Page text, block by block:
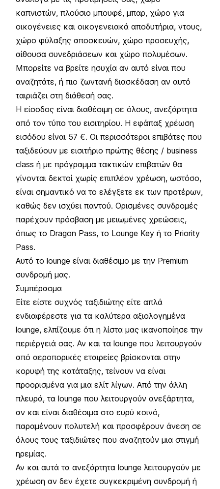
καπνιστών, πλούσιο μπουφέ, μπαρ, χώρο για
οικογένειες και οικογενειακά αποδυτήρια, ντους,
χώρο φύλαξης αποσκευών, χώρο προσευχής,
αίθουσα συνεδριάσεων και χώρο πολυμέσων.
Μπορείτε να βρείτε ησυχία αν αυτό είναι που
αναζητάτε, ή πιο ζωντανή διασκέδαση αν αυτό
ταιριάζει στη διάθεσή σας.
Η είσοδος είναι διαθέσιμη σε όλους, ανεξάρτητα
από τον τύπο του εισιτηρίου. Η εφάπαξ χρέωση
εισόδου είναι 57 €. Οι περισσότεροι επιβάτες που
ταξιδεύουν με εισιτήριο πρώτης θέσης / business
class ή με πρόγραμμα τακτικών επιβατών θα
γίνονται δεκτοί χωρίς επιπλέον χρέωση, ωστόσο,
είναι σημαντικό να το ελέγξετε εκ των προτέρων,
καθώς δεν ισχύει παντού. Ορισμένες συνδρομές
παρέχουν πρόσβαση με μειωμένες χρεώσεις,
όπως το Dragon Pass, το Lounge Key ή το Priority
Pass.
Αυτό το lounge είναι διαθέσιμο με την Premium
συνδρομή μας.
Συμπέρασμα
Είτε είστε συχνός ταξιδιώτης είτε απλά
ενδιαφέρεστε για τα καλύτερα αξιολογημένα
lounge, ελπίζουμε ότι η λίστα μας ικανοποίησε την
περιέργειά σας. Αν και τα lounge που λειτουργούν
από αεροπορικές εταιρείες βρίσκονται στην
κορυφή της κατάταξης, τείνουν να είναι
προορισμένα για μια ελίτ λίγων. Από την άλλη
πλευρά, τα lounge που λειτουργούν ανεξάρτητα,
αν και είναι διαθέσιμα στο ευρύ κοινό,
παραμένουν πολυτελή και προσφέρουν άνεση σε
όλους τους ταξιδιώτες που αναζητούν μια στιγμή
ηρεμίας.
Αν και αυτά τα ανεξάρτητα lounge λειτουργούν με
χρέωση αν δεν έχετε συγκεκριμένη συνδρομή ή